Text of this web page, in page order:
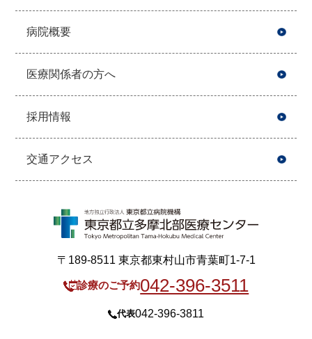
病院概要
医療関係者の方へ
採用情報
交通アクセス
〒189-8511 東京都東村山市青葉町1-7-1
診療のご予約042-396-3511
代表042-396-3811